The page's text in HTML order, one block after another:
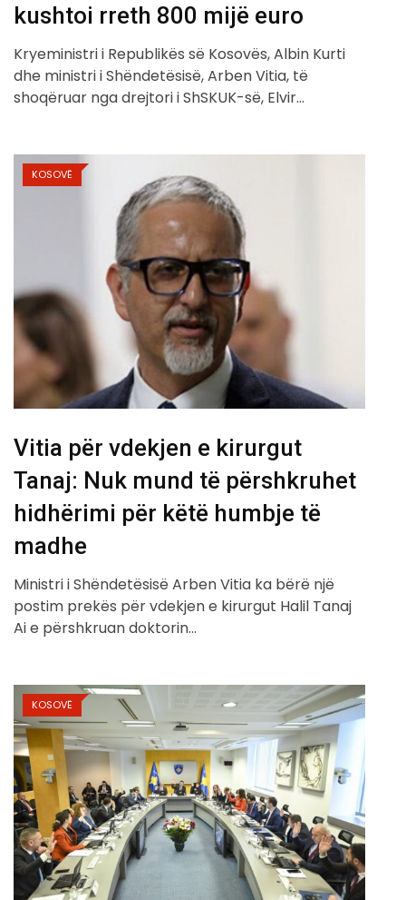
kushtoi rreth 800 mijë euro
Kryeministri i Republikës së Kosovës, Albin Kurti
dhe ministri i Shëndetësisë, Arben Vitia, të
shoqëruar nga drejtori i ShSKUK-së, Elvir…
KOSOVË
Vitia për vdekjen e kirurgut
Tanaj: Nuk mund të përshkruhet
hidhërimi për këtë humbje të
madhe
Ministri i Shëndetësisë Arben Vitia ka bërë një
postim prekës për vdekjen e kirurgut Halil Tanaj
Ai e përshkruan doktorin…
KOSOVË